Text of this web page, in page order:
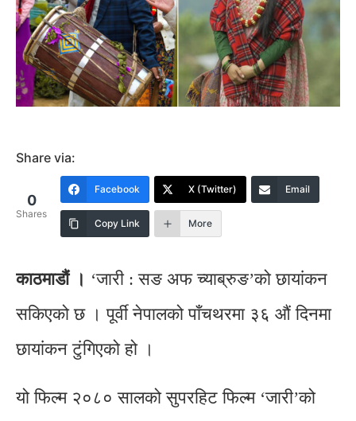
Share via:
0
Shares
Facebook X (Twitter) Email
Copy Link More
काठमाडौं । ‘जारी : सङ अफ च्याब्रुङ’को छायांकन
सकिएको छ । पूर्वी नेपालको पाँचथरमा ३६ औं दिनमा
छायांकन टुंगिएको हो ।
यो फिल्म २०८० सालको सुपरहिट फिल्म ‘जारी’को